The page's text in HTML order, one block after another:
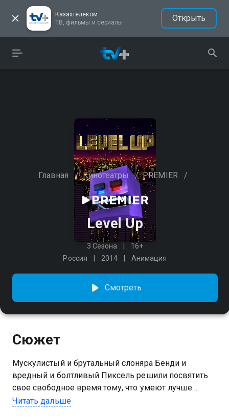
Казахтелеком
ТВ, фильмы и сериалы
Открыть
Главная / Кинотеатры / PREMIER /
Level Up
3 Сезона
16+
Россия
2014 Анимация
Смотреть
Сюжет
Мускулистый и брутальный слоняра Бенди и
вредный и болтливый Пиксель решили посвятить
свое свободное время тому, что умеют лучше
всего, — резаться в компьютерные игры. А заодно
Читать дальше